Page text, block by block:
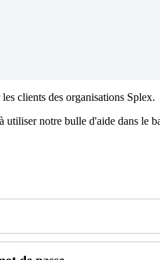
les clients des organisations Splex.
à utiliser notre bulle d'aide dans le